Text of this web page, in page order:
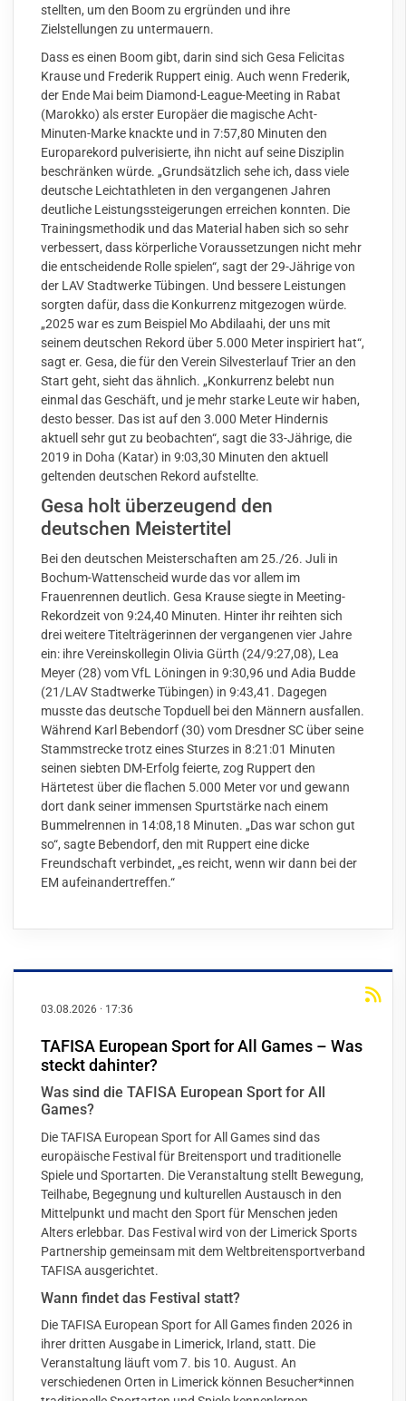
stellten, um den Boom zu ergründen und ihre
Zielstellungen zu untermauern.
Dass es einen Boom gibt, darin sind sich Gesa Felicitas
Krause und Frederik Ruppert einig. Auch wenn Frederik,
der Ende Mai beim Diamond-League-Meeting in Rabat
(Marokko) als erster Europäer die magische Acht-
Minuten-Marke knackte und in 7:57,80 Minuten den
Europarekord pulverisierte, ihn nicht auf seine Disziplin
beschränken würde. „Grundsätzlich sehe ich, dass viele
deutsche Leichtathleten in den vergangenen Jahren
deutliche Leistungssteigerungen erreichen konnten. Die
Trainingsmethodik und das Material haben sich so sehr
verbessert, dass körperliche Voraussetzungen nicht mehr
die entscheidende Rolle spielen“, sagt der 29-Jährige von
der LAV Stadtwerke Tübingen. Und bessere Leistungen
sorgten dafür, dass die Konkurrenz mitgezogen würde.
„2025 war es zum Beispiel Mo Abdilaahi, der uns mit
seinem deutschen Rekord über 5.000 Meter inspiriert hat“,
sagt er. Gesa, die für den Verein Silvesterlauf Trier an den
Start geht, sieht das ähnlich. „Konkurrenz belebt nun
einmal das Geschäft, und je mehr starke Leute wir haben,
desto besser. Das ist auf den 3.000 Meter Hindernis
aktuell sehr gut zu beobachten“, sagt die 33-Jährige, die
2019 in Doha (Katar) in 9:03,30 Minuten den aktuell
geltenden deutschen Rekord aufstellte.
Gesa holt überzeugend den
deutschen Meistertitel
Bei den deutschen Meisterschaften am 25./26. Juli in
Bochum-Wattenscheid wurde das vor allem im
Frauenrennen deutlich. Gesa Krause siegte in Meeting-
Rekordzeit von 9:24,40 Minuten. Hinter ihr reihten sich
drei weitere Titelträgerinnen der vergangenen vier Jahre
ein: ihre Vereinskollegin Olivia Gürth (24/9:27,08), Lea
Meyer (28) vom VfL Löningen in 9:30,96 und Adia Budde
(21/LAV Stadtwerke Tübingen) in 9:43,41. Dagegen
musste das deutsche Topduell bei den Männern ausfallen.
Während Karl Bebendorf (30) vom Dresdner SC über seine
Stammstrecke trotz eines Sturzes in 8:21:01 Minuten
seinen siebten DM-Erfolg feierte, zog Ruppert den
Härtetest über die flachen 5.000 Meter vor und gewann
dort dank seiner immensen Spurtstärke nach einem
Bummelrennen in 14:08,18 Minuten. „Das war schon gut
so“, sagte Bebendorf, den mit Ruppert eine dicke
Freundschaft verbindet, „es reicht, wenn wir dann bei der
EM aufeinandertreffen.“
03.08.2026 · 17:36
TAFISA European Sport for All Games – Was
steckt dahinter?
Was sind die TAFISA European Sport for All
Games?
Die TAFISA European Sport for All Games sind das
europäische Festival für Breitensport und traditionelle
Spiele und Sportarten. Die Veranstaltung stellt Bewegung,
Teilhabe, Begegnung und kulturellen Austausch in den
Mittelpunkt und macht den Sport für Menschen jeden
Alters erlebbar. Das Festival wird von der Limerick Sports
Partnership gemeinsam mit dem Weltbreitensportverband
TAFISA ausgerichtet.
Wann findet das Festival statt?
Die TAFISA European Sport for All Games finden 2026 in
ihrer dritten Ausgabe in Limerick, Irland, statt. Die
Veranstaltung läuft vom 7. bis 10. August. An
verschiedenen Orten in Limerick können Besucher*innen